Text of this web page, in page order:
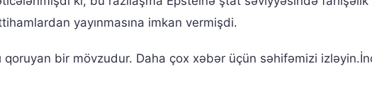
yayınmasına imkan vermişdi.
qoruyan bir mövzudur. Daha çox xəbər üçün səhifəmizi